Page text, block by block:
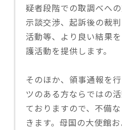
疑者段階での取調べへ
示談交渉、起訴後の裁
活動等、より良い結果
護活動を提供します。
そのほか、領事通報を
ツのある方ならではの
ておりますので、不備
きます。母国の大使館